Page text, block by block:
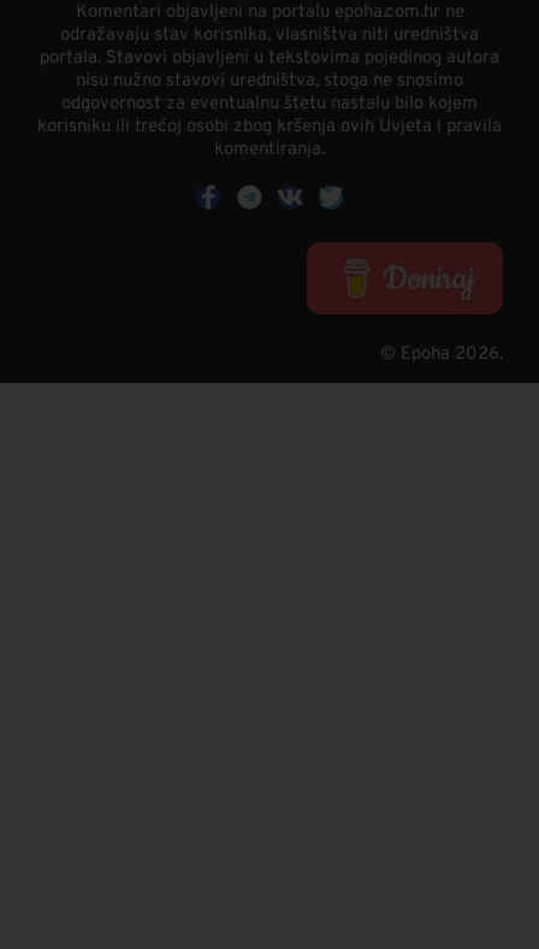
Komentari objavljeni na portalu epoha.com.hr ne
odražavaju stav korisnika, vlasništva niti uredništva
portala. Stavovi objavljeni u tekstovima pojedinog autora
nisu nužno stavovi uredništva, stoga ne snosimo
odgovornost za eventualnu štetu nastalu bilo kojem
korisniku ili trećoj osobi zbog kršenja ovih Uvjeta i pravila
komentiranja.
© Epoha 2026.